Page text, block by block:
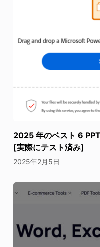
2025 年のベスト 6
[実際にテスト済み]
2025年2月5日